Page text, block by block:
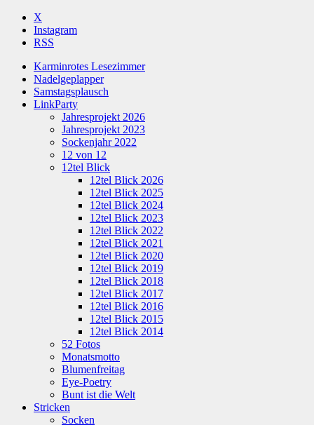
X
Instagram
RSS
Karminrotes Lesezimmer
Nadelgeplapper
Samstagsplausch
LinkParty
Jahresprojekt 2026
Jahresprojekt 2023
Sockenjahr 2022
12 von 12
12tel Blick
12tel Blick 2026
12tel Blick 2025
12tel Blick 2024
12tel Blick 2023
12tel Blick 2022
12tel Blick 2021
12tel Blick 2020
12tel Blick 2019
12tel Blick 2018
12tel Blick 2017
12tel Blick 2016
12tel Blick 2015
12tel Blick 2014
52 Fotos
Monatsmotto
Blumenfreitag
Eye-Poetry
Bunt ist die Welt
Stricken
Socken